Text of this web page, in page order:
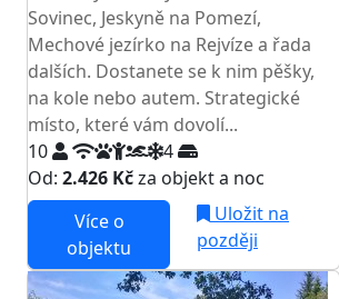
Sovinec, Jeskyně na Pomezí,
Mechové jezírko na Rejvíze a řada
dalších. Dostanete se k nim pěšky,
na kole nebo autem. Strategické
místo, které vám dovolí...
10
4
Od: 2.426 Kčza objekt a noc
Více o
objektu
Uložit na
později